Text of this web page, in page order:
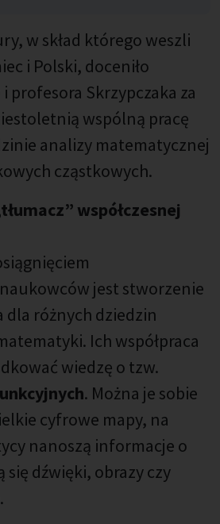
w skład którego weszli
i Polski, doceniło
profesora Skrzypczaka za
wspólną pracę
analizy matematycznej
cząstkowych.
współczesnej
jest stworzenie
dla różnych dziedzin
Ich współpraca
wiedzę o tzw.
. Można je sobie
cyfrowe mapy, na
nanoszą informacje o
się dźwięki, obrazy czy